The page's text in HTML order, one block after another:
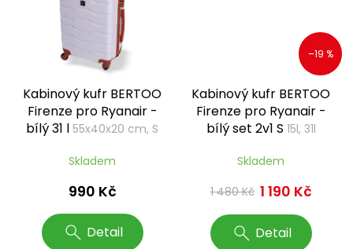
Kabinový kufr BERTOO
Firenze pro Ryanair -
bílý 31 l 55x40x20 cm, S
Skladem
990 Kč
Detail
–19 %
Kabinový kufr BERTOO
Firenze pro Ryanair -
bílý set 2v1 S 15l, 31l
Skladem
1 480 Kč 1 190 Kč
Detail